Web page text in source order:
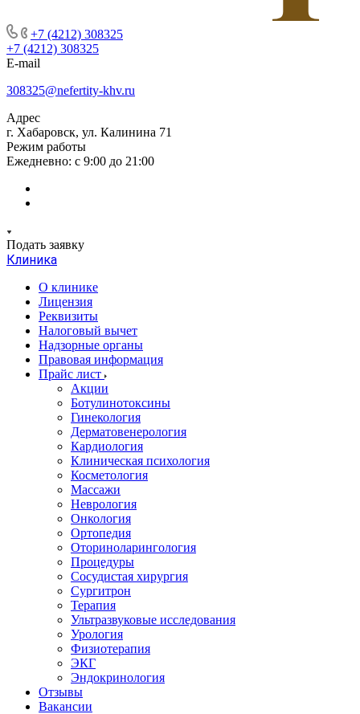
+7 (4212) 308325
+7 (4212) 308325
E-mail
308325@nefertity-khv.ru
Адрес
г. Хабаровск, ул. Калинина 71
Режим работы
Ежедневно: с 9:00 до 21:00
Подать заявку
Клиника
О клинике
Лицензия
Реквизиты
Налоговый вычет
Надзорные органы
Правовая информация
Прайс лист
Акции
Ботулинотоксины
Гинекология
Дерматовенерология
Кардиология
Клиническая психология
Косметология
Массажи
Неврология
Онкология
Ортопедия
Оториноларингология
Процедуры
Сосудистая хирургия
Сургитрон
Терапия
Ультразвуковые исследования
Урология
Физиотерапия
ЭКГ
Эндокринология
Отзывы
Вакансии